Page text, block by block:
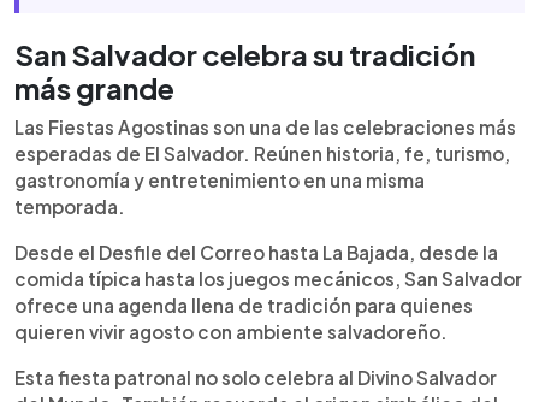
San Salvador celebra su tradición
más grande
Las Fiestas Agostinas son una de las celebraciones más
esperadas de El Salvador. Reúnen historia, fe, turismo,
gastronomía y entretenimiento en una misma
temporada.
Desde el Desfile del Correo hasta La Bajada, desde la
comida típica hasta los juegos mecánicos, San Salvador
ofrece una agenda llena de tradición para quienes
quieren vivir agosto con ambiente salvadoreño.
Esta fiesta patronal no solo celebra al Divino Salvador